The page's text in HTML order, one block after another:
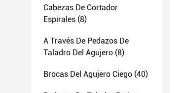
Cabezas De Cortador
Espirales (8)
A Través De Pedazos De
Taladro Del Agujero (8)
Brocas Del Agujero Ciego (40)